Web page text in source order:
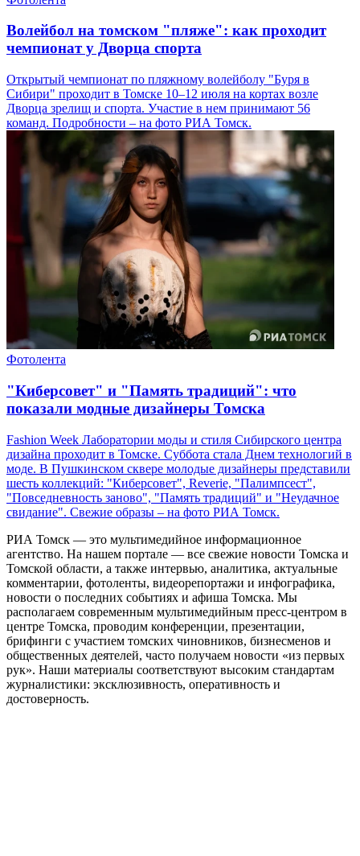
Волейбол на томском "пляже": как проходит
чемпионат у Дворца спорта
Открытый чемпионат по пляжному волейболу "Буря в
Сибири" проходит в Томске 10–12 июля на кортах возле
Дворца зрелищ и спорта. Участие в нем принимают 56
команд. Подробности – на фото РИА Томск.
Фотолента
"Киберсовет" и "Память традиций": что
показали модные дизайнеры Томска
Fashion Week Лаборатории моды и стиля Сибирского центра
дизайна проходит в Томске. Суббота стала Днем технологий в
моде. В Пушкинском сквере молодые дизайнеры представили
шесть коллекций: "Киберсовет", Reverie, "Палимпсест",
"Повседневность заново", "Память традиций" и "Неудачное
свидание". Свежие образы – на фото РИА Томск.
РИА Томск — это мультимедийное информационное
агентство. На нашем портале — все свежие новости Томска и
Томской области, а также интервью, аналитика, актуальные
комментарии, фотоленты, видеорепортажи и инфографика,
новости о последних событиях и афиша Томска. Мы
располагаем современным мультимедийным пресс-центром в
центре Томска, проводим конференции, презентации,
брифинги с участием томских чиновников, бизнесменов и
общественных деятелей, часто получаем новости «из первых
рук». Наши материалы соответствуют высоким стандартам
журналистики: эксклюзивность, оперативность и
достоверность.